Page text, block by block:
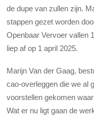
de dupe van zullen zijn.
stappen gezet worden
Openbaar Vervoer vallen
liep af op 1 april 2025.
Marijn Van der Gaag,
cao-overleggen die we al
voorstellen gekomen
Wat er nu ligt gaan de